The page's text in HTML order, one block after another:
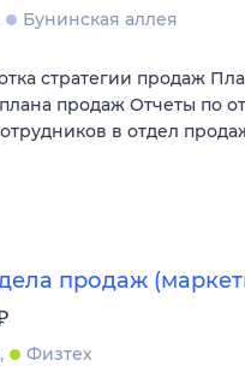
Бунинская аллея
стратегии продаж
продаж Отчеты по
в отдел
продаж
Физтех